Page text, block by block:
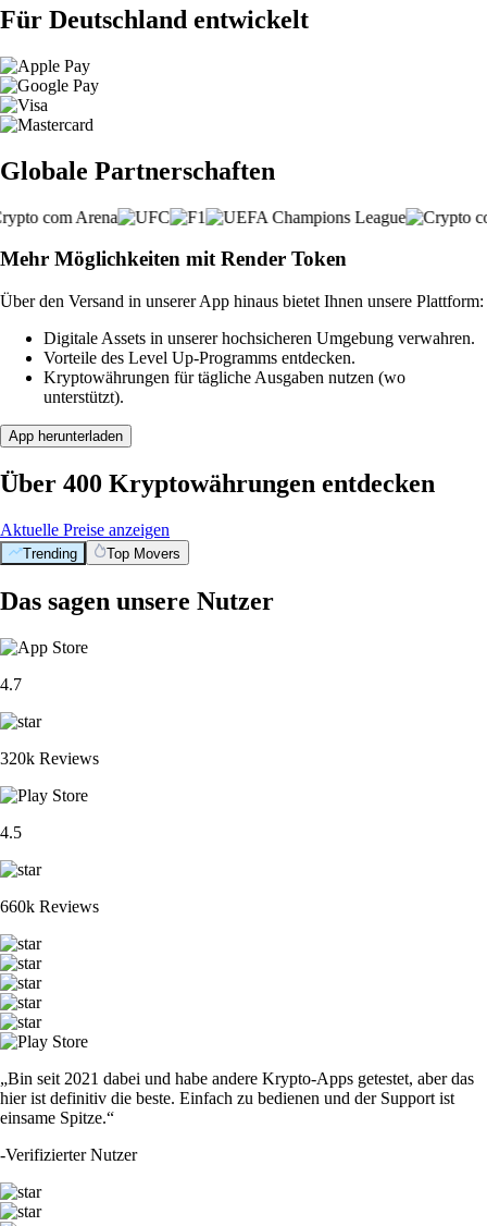
Für Deutschland entwickelt
Globale Partnerschaften
Mehr Möglichkeiten mit Render Token
Über den Versand in unserer App hinaus bietet Ihnen unsere Plattform:
Digitale Assets in unserer hochsicheren Umgebung verwahren.
Vorteile des Level Up-Programms entdecken.
Kryptowährungen für tägliche Ausgaben nutzen (wo
unterstützt).
App herunterladen
Über 400 Kryptowährungen entdecken
Aktuelle Preise anzeigen
Trending Top Movers
Das sagen unsere Nutzer
4.7
320k Reviews
4.5
660k Reviews
„Bin seit 2021 dabei und habe andere Krypto-Apps getestet, aber das
hier ist definitiv die beste. Einfach zu bedienen und der Support ist
einsame Spitze.“
-Verifizierter Nutzer